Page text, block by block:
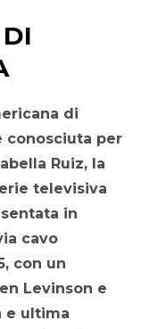
di
conosciuta per
Ruiz, la
televisiva
in
cavo
con un
Levinson e
e ultima